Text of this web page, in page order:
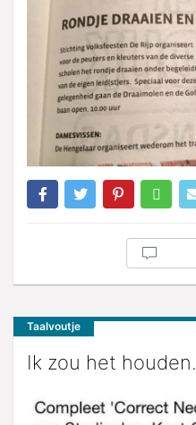
Taalvoutje
Ik zou het houden.